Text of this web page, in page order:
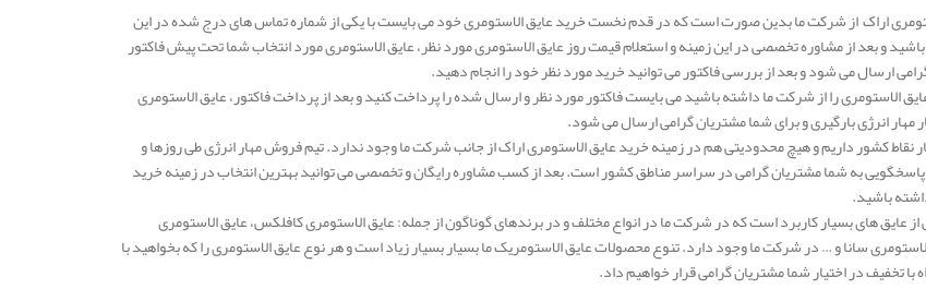
اراک از شرکت ما بدین صورت است که در قدم نخست خرید عایق الاستومری خود می بایست با یکی از شماره تماس های درج شده در این
و بعد از مشاوره تخصصی در این زمینه و استعلام قیمت روز عایق الاستومری مورد نظر، عایق الاستومری مورد انتخاب شما تحت پیش فاکتور
ارسال می شود و بعد از بررسی فاکتور می توانید خرید مورد نظر خود را انجام دهید.
الاستومری را از شرکت ما داشته باشید می بایست فاکتور مورد نظر و ارسال شده را پرداخت کنید و بعد از پرداخت فاکتور، عایق الاستومری
مهار انرژی بارگیری و برای شما مشتریان گرامی ارسال می شود.
نقاط کشور داریم و هیچ محدودیتی هم در زمینه خرید عایق الاستومری اراک از جانب شرکت ما وجود ندارد. تیم فروش مهار انرژی طی روزها و
به شما مشتریان گرامی در سراسر مناطق کشور است. بعد از کسب مشاوره رایگان و تخصصی می توانید بهترین انتخاب در زمینه خرید
باشید.
از عایق های بسیار کاربرد است که در شرکت ما در انواع مختلف و در برندهای گوناگون از جمله: عایق الاستومری کافلکس، عایق الاستومری
سانا و … در شرکت ما وجود دارد. تنوع محصولات عایق الاستومریک ما بسیار بسیار زیاد است و هر نوع عایق الاستومری را که بخواهید با
با تخفیف در اختیار شما مشتریان گرامی قرار خواهیم داد.